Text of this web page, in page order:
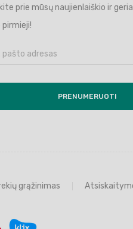
prie mūsų naujienlaiškio ir
PRENUMERUOTI
grąžinimas